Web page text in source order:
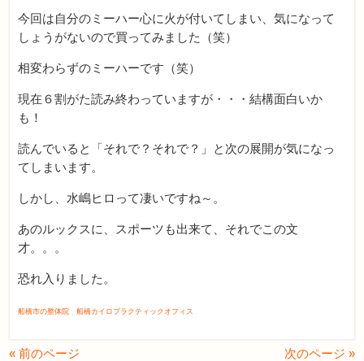
今回は自分のミーハー心に火が付いてしまい、気になって
しょうがないので買ってみました（笑）
相変わらずのミーハーです（笑）
現在６割がた読み終わっていますが・・・結構面白いか
も！
読んでいると「それで？それで？」と次の展開が気になっ
てしまいます。
しかし、水嶋ヒロって凄いですね～。
あのルックスに、スポーツも出来て、それでこの文
才。。。
恐れ入りました。
船橋市の整体院 船橋カイロプラクティックオフィス
« 前のページ 次のページ »